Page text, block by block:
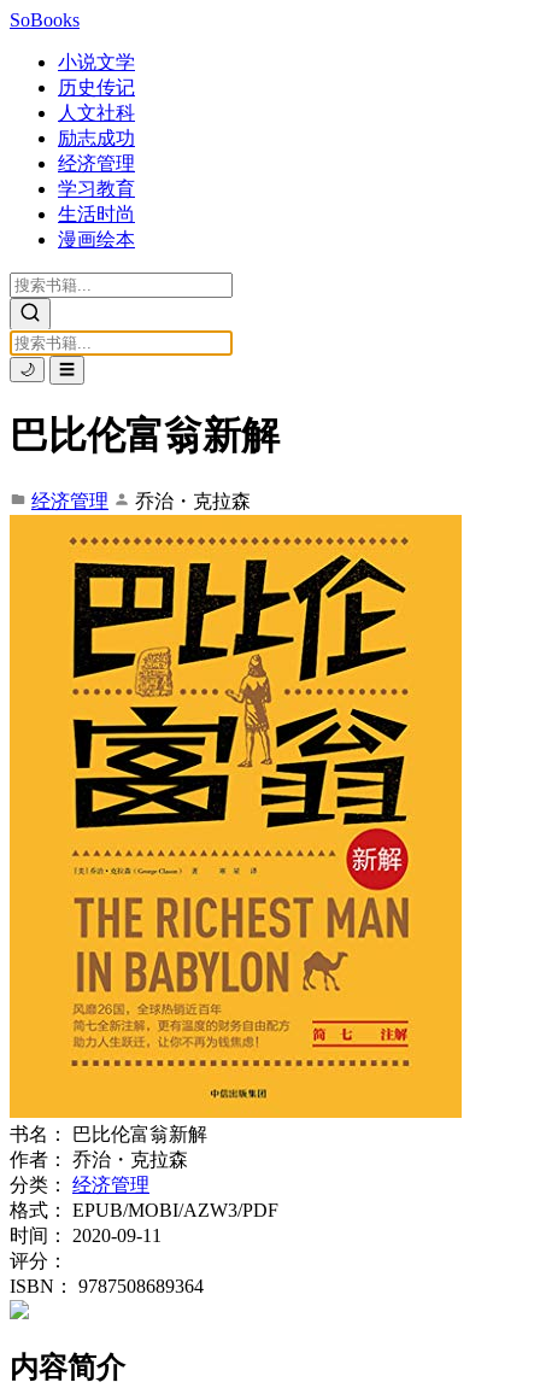
SoBooks
小说文学
历史传记
人文社科
励志成功
经济管理
学习教育
生活时尚
漫画绘本
🌙 ☰
巴比伦富翁新解
经济管理 乔治・克拉森
书名：
巴比伦富翁新解
作者：
乔治・克拉森
分类：
经济管理
格式：
EPUB/MOBI/AZW3/PDF
时间：
2020-09-11
评分：
ISBN：
9787508689364
内容简介